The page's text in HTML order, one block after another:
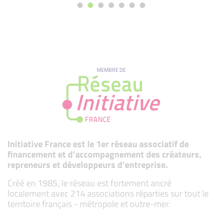
MEMBRE DE
Initiative France est le 1er réseau associatif de
financement et d’accompagnement des créateurs,
repreneurs et développeurs d’entreprise.
Créé en 1985, le réseau est fortement ancré
localement avec 214 associations réparties sur tout le
territoire français - métropole et outre-mer.